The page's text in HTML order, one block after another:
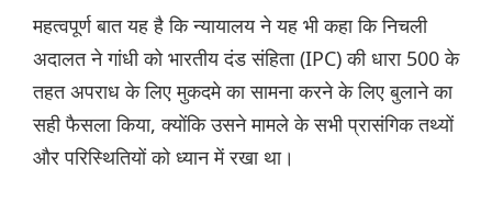
महत्वपूर्ण बात यह है कि न्यायालय ने यह भी कहा कि निचली
अदालत ने गांधी को भारतीय दंड संहिता (IPC) की धारा 500 के
तहत अपराध के लिए मुकदमे का सामना करने के लिए बुलाने का
सही फैसला किया, क्योंकि उसने मामले के सभी प्रासंगिक तथ्यों
और परिस्थितियों को ध्यान में रखा था।